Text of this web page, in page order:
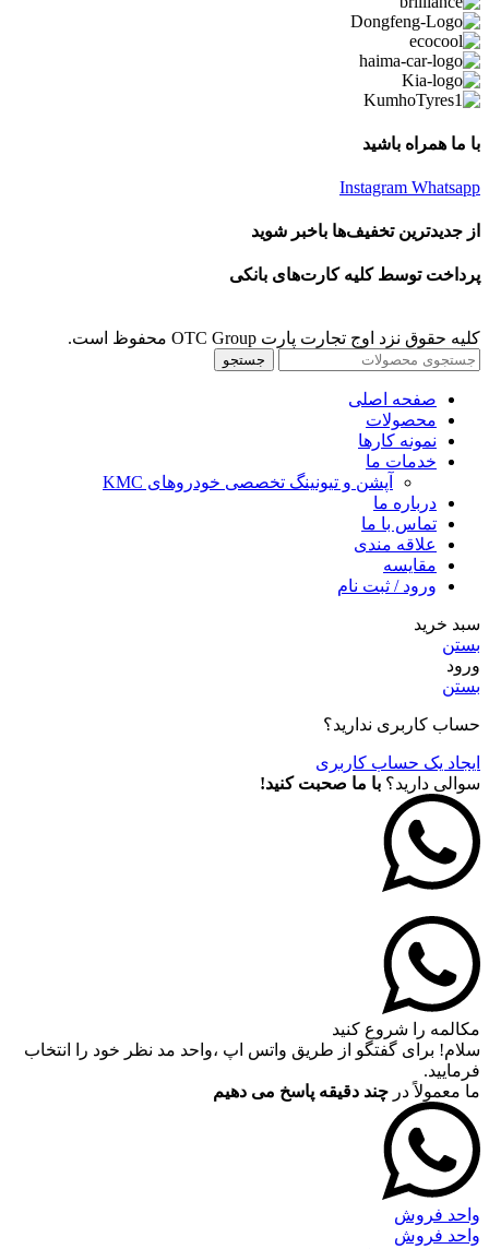
با ما همراه باشید
Instagram Whatsapp
از جدیدترین تخفیف‌ها باخبر شوید
پرداخت توسط کلیه کارت‌های بانکی
کلیه حقوق نزد اوج تجارت پارت OTC Group محفوظ است.
جستجو
صفحه اصلی
محصولات
نمونه کارها
خدمات ما
آپشن و تیونینگ تخصصی خودروهای KMC
درباره ما
تماس با ما
علاقه مندی
مقايسه
ورود / ثبت نام
سبد خرید
بستن
ورود
بستن
حساب کاربری ندارید؟
ایجاد یک حساب کاربری
سوالی دارید؟ با ما صحبت کنید!
مکالمه را شروع کنید
سلام! برای گفتگو از طریق واتس اپ ،واحد مد نظر خود را انتخاب
فرمایید.
ما معمولاً در چند دقیقه پاسخ می دهیم
واحد فروش
واحد فروش